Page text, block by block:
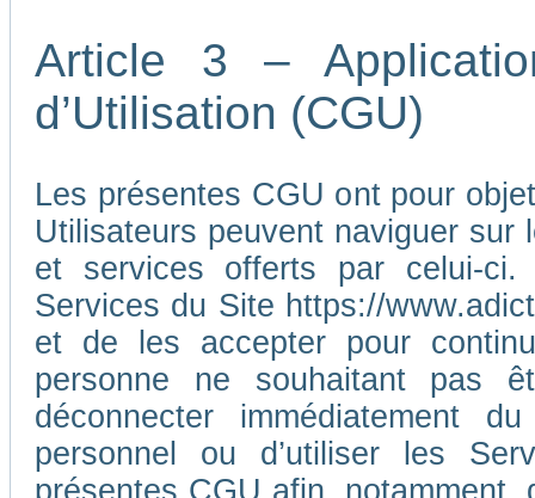
Article 3 –
d’Utilisation (CGU)
Les présentes CGU ont pour
Utilisateurs peuvent naviguer
et services offerts par celui-ci.
Services du Site https://
et de les accepter pour
personne ne souhaitant pas
déconnecter immédiatement
personnel ou d’utiliser les
présentes CGU afin,